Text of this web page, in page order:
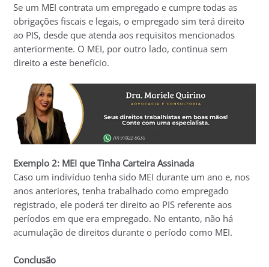
Se um MEI contrata um empregado e cumpre todas as
obrigações fiscais e legais, o empregado sim terá direito
ao PIS, desde que atenda aos requisitos mencionados
anteriormente. O MEI, por outro lado, continua sem
direito a este benefício.
Exemplo 2: MEI que Tinha Carteira Assinada
Caso um indivíduo tenha sido MEI durante um ano e, nos
anos anteriores, tenha trabalhado como empregado
registrado, ele poderá ter direito ao PIS referente aos
períodos em que era empregado. No entanto, não há
acumulação de direitos durante o período como MEI.
Conclusão